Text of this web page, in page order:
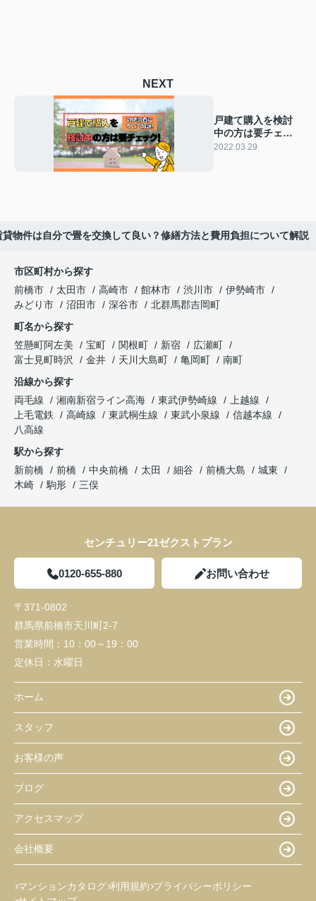
NEXT
戸建て購入を検討
中の方は要チェッ
ク！敷地調査につ
2022.03.29
貸物件は自分で畳を交換して良い？修繕方法と費用負担について解説
市区町村から探す
前橋市
太田市 高崎市 館林市 渋川市
伊勢崎市
みどり市
沼田市 深谷市
北群馬郡吉岡町
町名から探す
笠懸町阿左美
宝町 関根町 新宿
広瀬町
富士見町時沢
金井 天川大島町 亀岡町
南町
沿線から探す
両毛線
湘南新宿ライン高海 東武伊勢崎線
上越線
上毛電鉄
高崎線 東武桐生線 東武小泉線
信越本線
八高線
駅から探す
新前橋
前橋 中央前橋 太田 細谷 前橋大島
城東
木崎
駒形 三俣
センチュリー21ゼクストプラン
0120-655-880 お問い合わせ
〒371-0802
群馬県前橋市天川町2-7
営業時間： 10：00～19：00
定休日： 水曜日
ホーム
スタッフ
お客様の声
ブログ
アクセスマップ
会社概要
マンションカタログ 利用規約 プライバシーポリシー